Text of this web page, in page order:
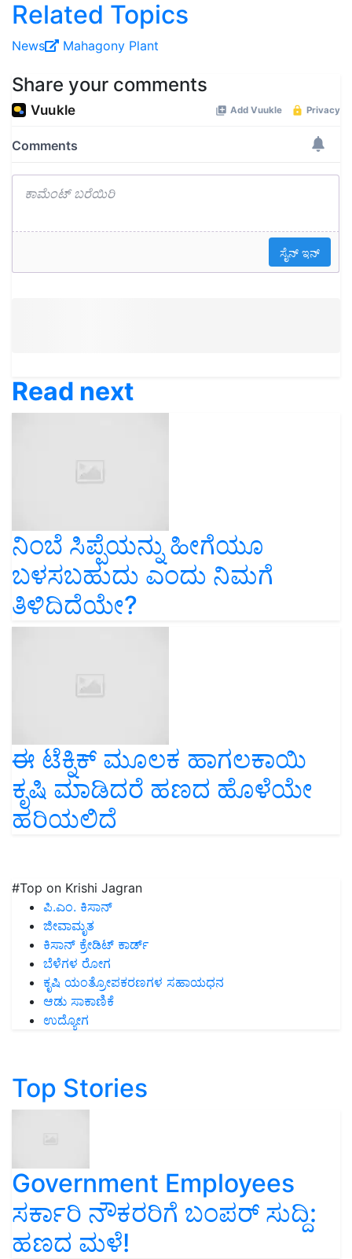
Related Topics
News Mahagony Plant
Share your comments
Read next
ನಿಂಬೆ ಸಿಪ್ಪೆಯನ್ನು ಹೀಗೆಯೂ
ಬಳಸಬಹುದು ಎಂದು ನಿಮಗೆ
ತಿಳಿದಿದೆಯೇ?
ಈ ಟೆಕ್ನಿಕ್‌ ಮೂಲಕ ಹಾಗಲಕಾಯಿ
ಕೃಷಿ ಮಾಡಿದರೆ ಹಣದ ಹೊಳೆಯೇ
ಹರಿಯಲಿದೆ
#Top on Krishi Jagran
ಪಿ.ಎಂ. ಕಿಸಾನ್
ಜೀವಾಮೃತ
ಕಿಸಾನ್ ಕ್ರೇಡಿಟ್ ಕಾರ್ಡ್
ಬೆಳೆಗಳ ರೋಗ
ಕೃಷಿ ಯಂತ್ರೋಪಕರಣಗಳ ಸಹಾಯಧನ
ಆಡು ಸಾಕಾಣಿಕೆ
ಉದ್ಯೋಗ
Top Stories
Government Employees
ಸರ್ಕಾರಿ ನೌಕರರಿಗೆ ಬಂಪರ್‌ ಸುದ್ದಿ:
ಹಣದ ಮಳೆ!